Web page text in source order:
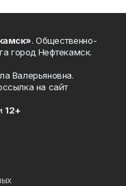
. Общественно-
город Нефтекамск.
Валерьяновна.
на сайт
12+